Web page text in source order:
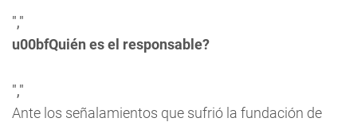
","
u00bfQuién es el responsable?
","
Ante los señalamientos que sufrió la fundación de